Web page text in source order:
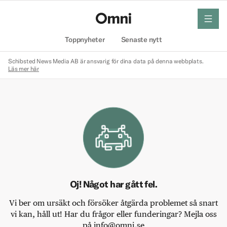
Toppnyheter Senaste nytt
meny
Schibsted News Media AB är ansvarig för dina data på denna webbplats.
Läs mer här
Oj! Något har gått fel.
Vi ber om ursäkt och försöker åtgärda problemet så snart
vi kan, håll ut! Har du frågor eller funderingar? Mejla oss